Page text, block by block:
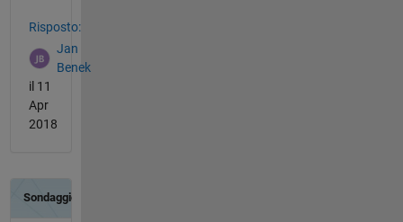
Risposto:
Jan
Benek
il 11
Apr
2018